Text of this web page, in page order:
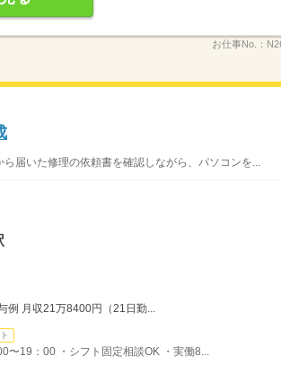
お仕事No.：
届いた修理の依頼書を確認しながら、パソコンを...
例 月収21万8400円（21日勤...
〜19：00 ・シフト固定相談OK ・実働8...